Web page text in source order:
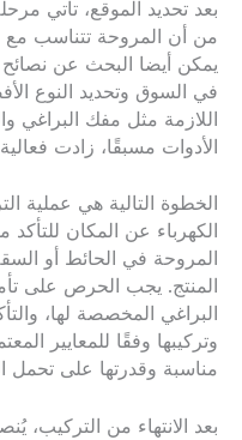
بعد تحديد الموقع، تأتي
من أن المروحة تتناسب مع
يمكن أيضا البحث عن
في السوق وتحديد النوع
اللازمة مثل مفك البراغي
الأدوات مسبقًا، زادت
الخطوة التالية هي عملية
الكهرباء عن المكان
المروحة في الحائط أو
المنتج. يجب الحرص على
البراغي المخصصة لها،
وتركيبها وفقًا للمعايير
مناسبة وقدرتها على تحمل
بعد الانتهاء من التركيب،